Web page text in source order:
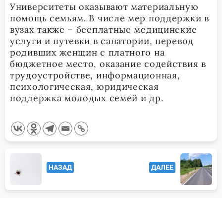
Университеты оказывают материальную
помощь семьям. В числе мер поддержки в
вузах также – бесплатные медицинские
услуги и путевки в санатории, перевод
родивших женщин с платного на
бюджетное место, оказание содействия в
трудоустройстве, информационная,
психологическая, юридическая
поддержка молодых семей и др.
<span
class="nav-
subtitle
НАЗАД ДАЛЕЕ